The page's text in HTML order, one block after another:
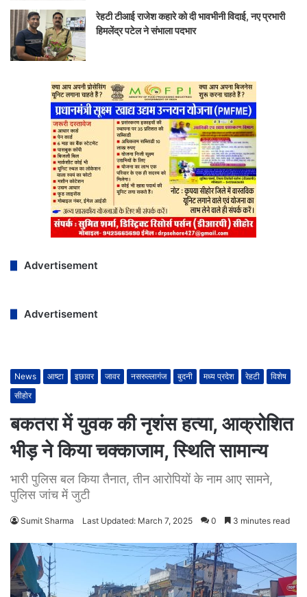
रेहटी टीआई राजेश कहारे को दी भावभीनी विदाई, नए प्रभारी
हिमलेंद्र पटेल ने संभाला पदभार
Advertisement
Advertisement